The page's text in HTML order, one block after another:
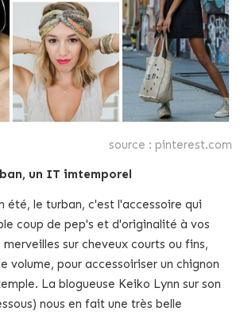
source : pinterest.com
un IT imtemporel
été, le turban, c'est l'accessoire qui
coup de pep's et d'originalité à vos
sur cheveux courts ou fins,
volume, pour accessoiriser un chignon
La blogueuse Keiko Lynn sur son
nous en fait une très belle